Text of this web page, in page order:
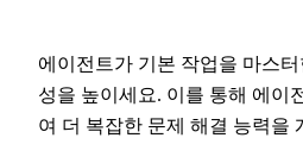
에이전트가 기본 작업을 마스
성을 높이세요. 이를 통해 에이
여 더 복잡한 문제 해결 능력을